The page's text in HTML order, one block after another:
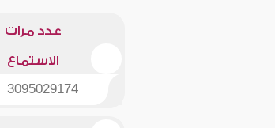
عدد مرات
الاستماع
3095029174